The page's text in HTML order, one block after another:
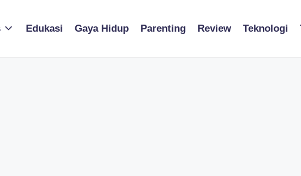
Edukasi Gaya Hidup Parenting Review Teknologi